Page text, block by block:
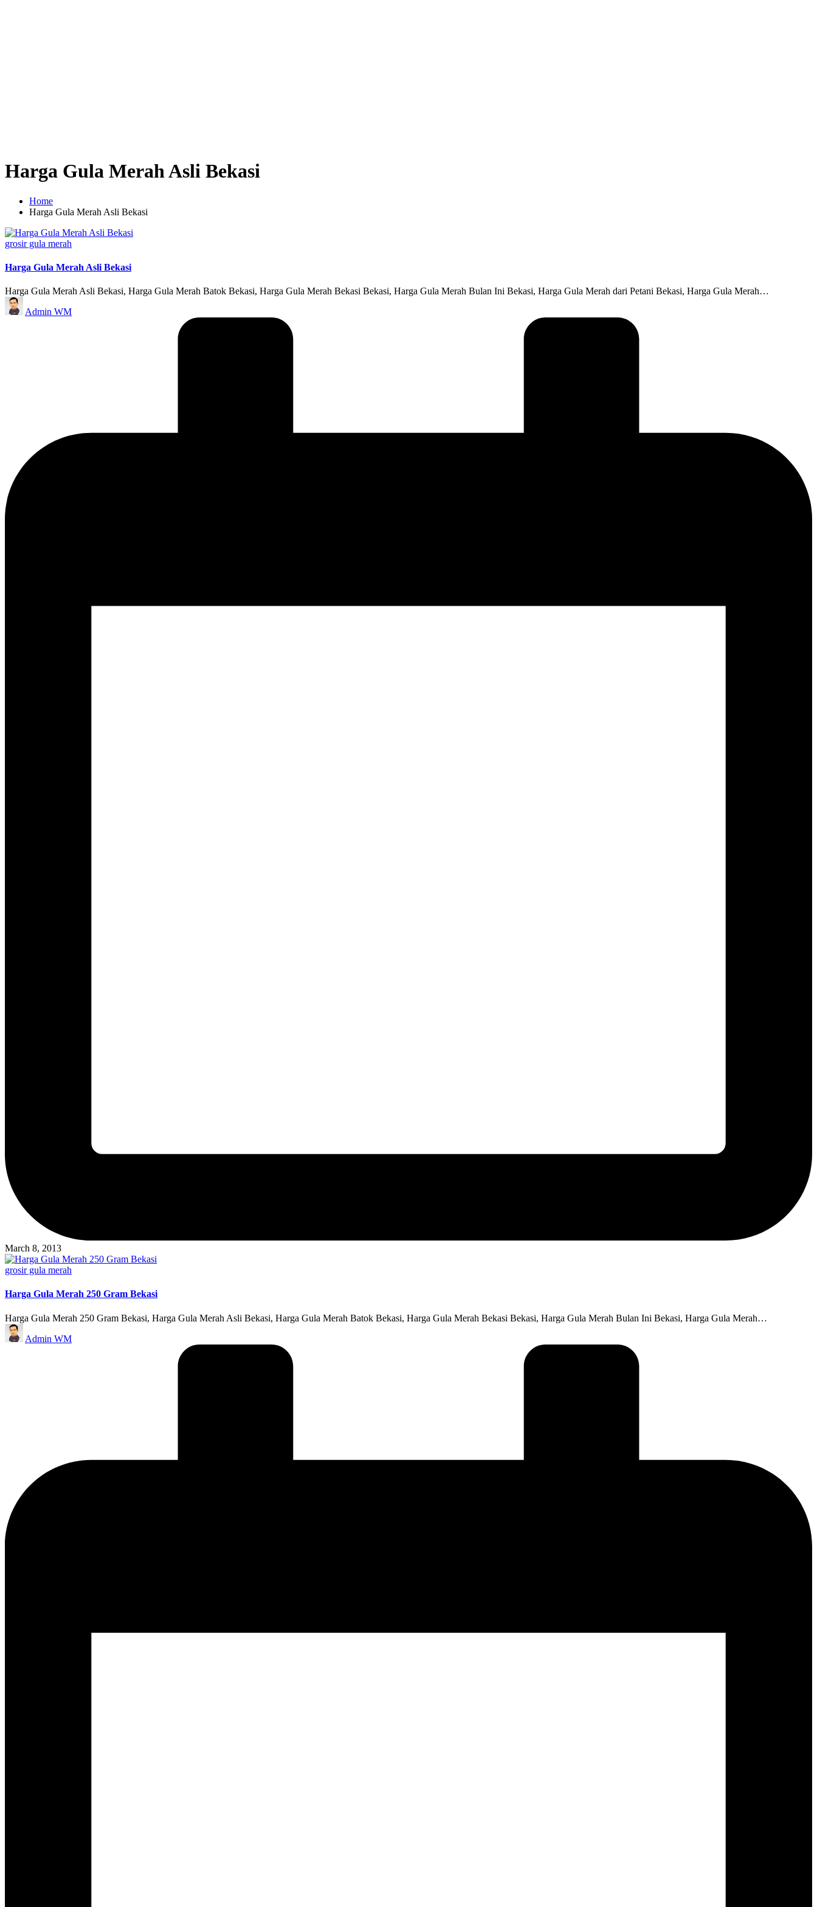
Harga Gula Merah Asli Bekasi
Home
Harga Gula Merah Asli Bekasi
Posted
grosir gula merah
Harga Gula Merah Asli Bekasi
Harga Gula Merah Asli Bekasi, Harga Gula Merah Batok Bekasi, Harga Gula Merah Bekasi Bekasi, Harga Gula Merah Bulan Ini Bekasi, Harga Gula Merah dari Petani Bekasi, Harga Gula Merah…
Posted
by
Admin WM
March 8, 2013
Posted
grosir gula merah
Harga Gula Merah 250 Gram Bekasi
Harga Gula Merah 250 Gram Bekasi, Harga Gula Merah Asli Bekasi, Harga Gula Merah Batok Bekasi, Harga Gula Merah Bekasi Bekasi, Harga Gula Merah Bulan Ini Bekasi, Harga Gula Merah…
Posted
by
Admin WM